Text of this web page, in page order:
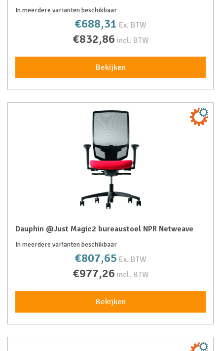
In meerdere varianten beschikbaar
€688,31 Ex. BTW
€832,86 incl. BTW
Bekijken
Dauphin @Just Magic2 bureaustoel NPR Netweave
In meerdere varianten beschikbaar
€807,65 Ex. BTW
€977,26 incl. BTW
Bekijken